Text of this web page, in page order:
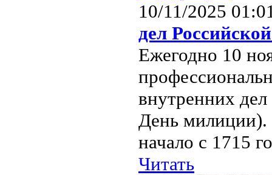
10/11/2025
дел
Ежегодно 10
внутренних
День милиции).
начало с 1715
Читать